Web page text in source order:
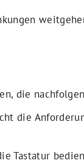
die
die
Tastatur